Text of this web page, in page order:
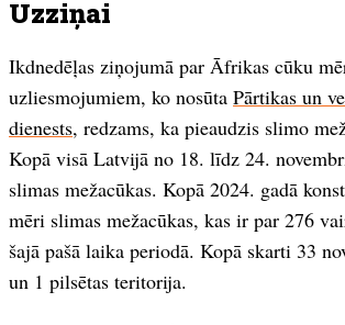
Uzziņai
Ikdnedēļas ziņojumā par Āfrikas cūku
uzliesmojumiem, ko nosūta Pārtikas un
dienests, redzams, ka pieaudzis slimo
Kopā visā Latvijā no 18. līdz 24.
slimas mežacūkas. Kopā 2024. gadā
mēri slimas mežacūkas, kas ir par 276
šajā pašā laika periodā. Kopā skarti 33
un 1 pilsētas teritorija.